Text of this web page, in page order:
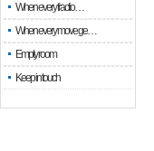
When every fractio…
When every move ge…
Empty room
Keep in touch